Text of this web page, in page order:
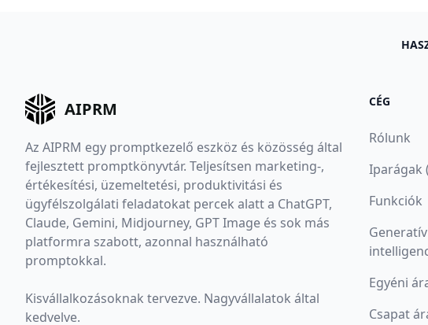
AIPRM
Az AIPRM egy promptkezelő eszköz és közösség által
fejlesztett promptkönyvtár. Teljesítsen marketing-,
értékesítési, üzemeltetési, produktivitási és
ügyfélszolgálati feladatokat percek alatt a ChatGPT,
Claude, Gemini, Midjourney, GPT Image és sok más
platformra szabott, azonnal használható
promptokkal.
Kisvállalkozásoknak tervezve. Nagyvállalatok által
kedvelve.
CÉG
Rólunk
Iparágak
Funkciók
Egyéni
Csapat